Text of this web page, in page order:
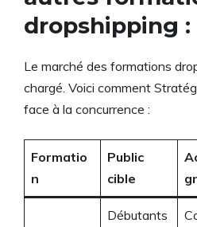
dropshipping
Le marché des formations
chargé. Voici comment
face à la concurrence :
Formatio
n
Public
cible
Débutants